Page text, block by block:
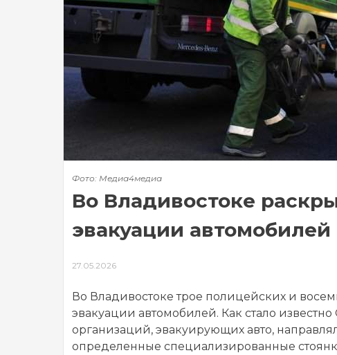
Фото: Медиа4медиа
Во Владивостоке
эвакуации автомобилей
27.05.2026
Во Владивостоке трое полицейских и
эвакуации автомобилей. Как стало
организаций, эвакуирующих авто,
определенные специализированные